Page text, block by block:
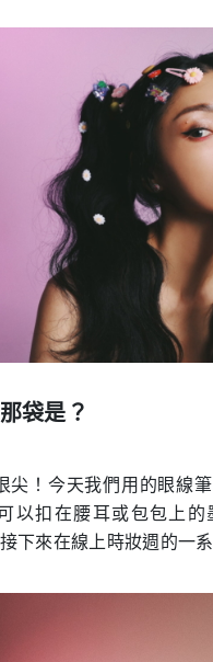
袋是？
尖！今天我們用的眼線
以扣在腰耳或包包上的
下來在線上時妝週的一系